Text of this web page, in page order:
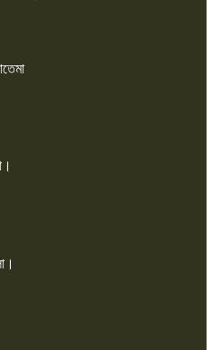
ও হয়রানির অভিযোগ